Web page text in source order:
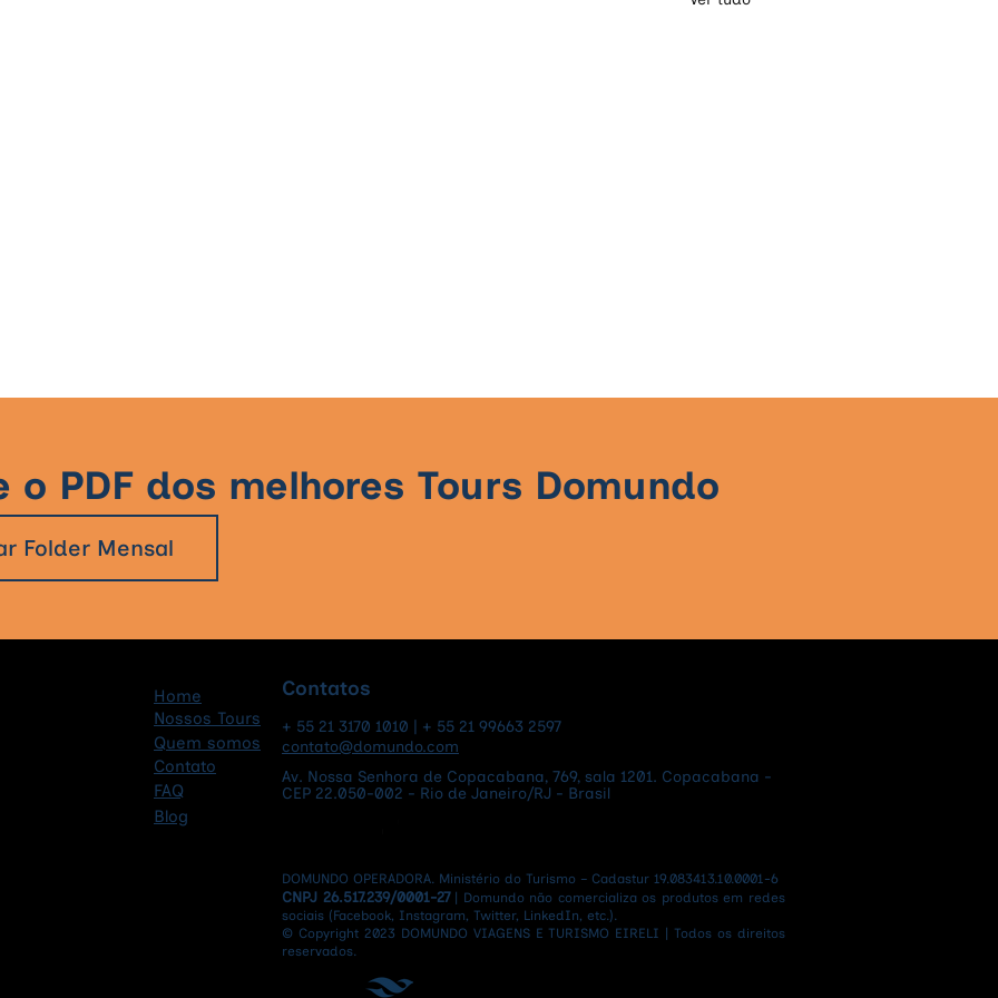
Budva: a cidade medieval
Montenegro
mais reconhecível da
o PDF dos melhores Tours Domundo
Folder Mensal
Home
Nossos Tours
Quem somos
Contato
FAQ
Blog
Contatos
+ 55 21 3170 1010 | + 55 21 99663 2597
contato@domundo.com
Av. Nossa Senhora de Copacabana, 769, sala 1201. Copacabana -
CEP 22.050-002 - Rio de Janeiro/RJ - Brasil​
DOMUNDO OPERADORA. Ministério do Turismo – Cadastur 19.083413.10.0001-6
CNPJ 26.517.239/0001-27| Domundo não comercializa os produtos em redes
sociais (Facebook, Instagram, Twitter, LinkedIn, etc.).
© Copyright 2023 DOMUNDO VIAGENS E TURISMO EIRELI | Todos os direitos
reservados.